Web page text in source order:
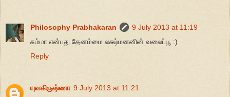
Philosophy Prabhakaran
9 July 2013 at 11:19
சும்மா என்பது தேனம்மை லக்ஷ்மனனின் வலைப்பூ :)
Reply
யுவகிருஷ்ணா 9 July 2013 at 11:21